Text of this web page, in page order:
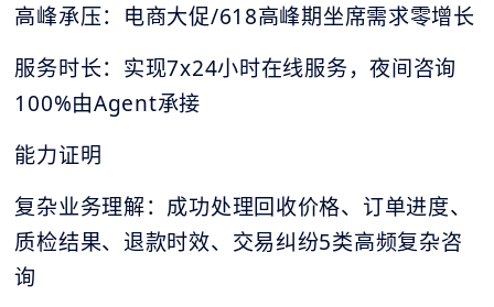
高峰承压：电商大促/618高峰期坐席需求零增长
服务时长：实现7x24小时在线服务，夜间咨询
100%由Agent承接
能力证明
复杂业务理解：成功处理回收价格、订单进度、
质检结果、退款时效、交易纠纷5类高频复杂咨
询